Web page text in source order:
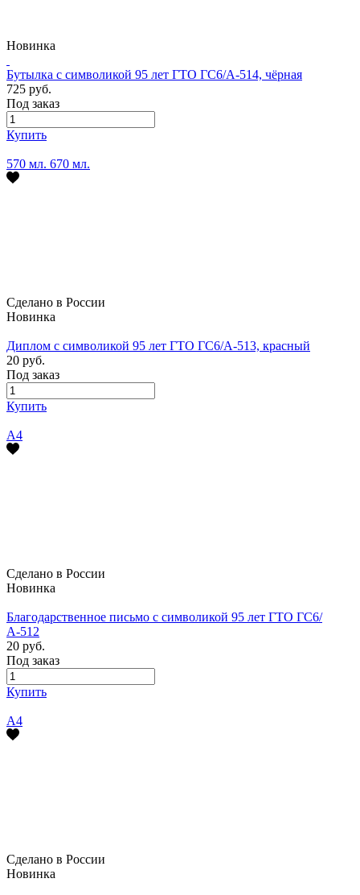
Новинка
Бутылка с символикой 95 лет ГТО ГС6/А-514, чёрная
725 руб.
Под заказ
Купить
570 мл. 670 мл.
Сделано в России
Новинка
Диплом с символикой 95 лет ГТО ГС6/А-513, красный
20 руб.
Под заказ
Купить
А4
Сделано в России
Новинка
Благодарственное письмо с символикой 95 лет ГТО ГС6/
А-512
20 руб.
Под заказ
Купить
А4
Сделано в России
Новинка